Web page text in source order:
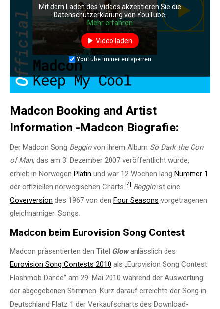
Mit dem Laden des Videos akzeptieren Sie die
Datenschutzerklärung von YouTube.
Mehr erfahren
Video laden
YouTube immer entsperren
Madcon Booking and Artist
Information -Madcon Biografie:
Der Madcon Song Begginvon ihrem Album So Dark the Con
of Man, das am 3. Dezember 2007 veröffentlicht wurde,
erhielt in Norwegen Platin und war 12 Wochen lang Nummer 1
der offiziellen norwegischen Charts. [4] Begginist eine
Coverversion des 1967 von den Four Seasons vorgetragenen
gleichnamigen Songs.
Madcon beim Eurovision Song Contest
Madcon präsentierten den Titel Glowanlässlich des
Eurovision Song Contests 2010 als „Eurovision Song Contest
Flashmob Dance“ am 29. Mai 2010 während der Auswertung
der abgegebenen Stimmen. Kurz darauf erreichte der Song in
Deutschland Platz 1 der Verkaufscharts des Download-